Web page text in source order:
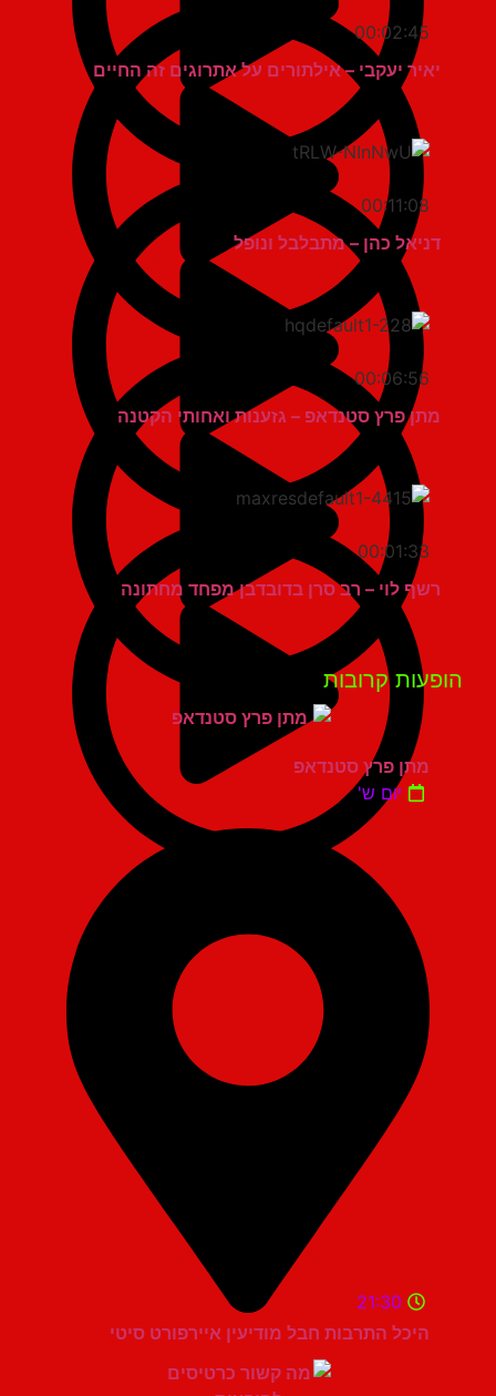
00:02:45
יאיר יעקבי – אילתורים על אתרוגים זה החיים
00:11:08
דניאל כהן – מתבלבל ונופל
00:06:56
מתן פרץ סטנדאפ – גזענות ואחותי הקטנה
00:01:33
רשף לוי – רב סרן בדובדבן מפחד מחתונה
קרובות
מתן פרץ סטנדאפ
יום ש'
היכל התרבות חבל מודיעין איירפורט סיטי
21:30